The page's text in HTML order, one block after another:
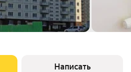
Написать